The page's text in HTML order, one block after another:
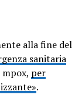
alla fine del
sanitaria
per
.